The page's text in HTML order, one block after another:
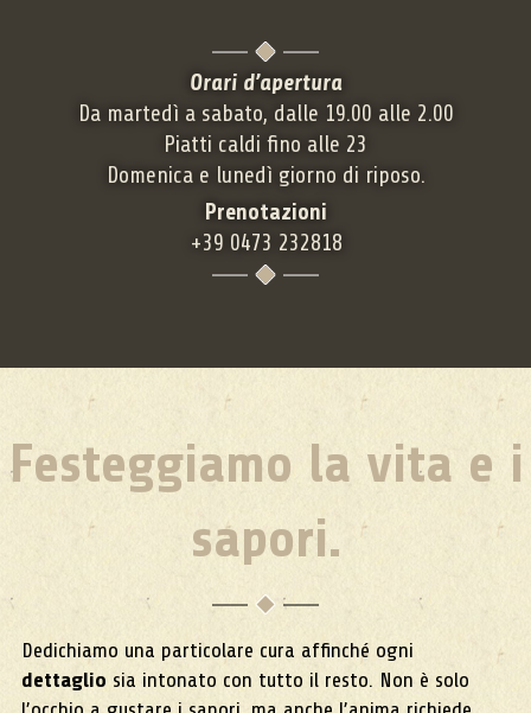
Orari d’apertura
Da martedì a sabato, dalle 19.00 alle 2.00
Piatti caldi fino alle 23
Domenica e lunedì giorno di riposo.
Prenotazioni
+39 0473 232818
Festeggiamo la vita e i
sapori.
Dedichiamo una particolare cura affinché ogni
dettaglio sia intonato con tutto il resto. Non è solo